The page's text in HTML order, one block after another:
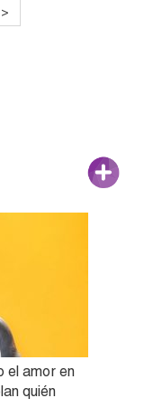
>
el amor en
quién